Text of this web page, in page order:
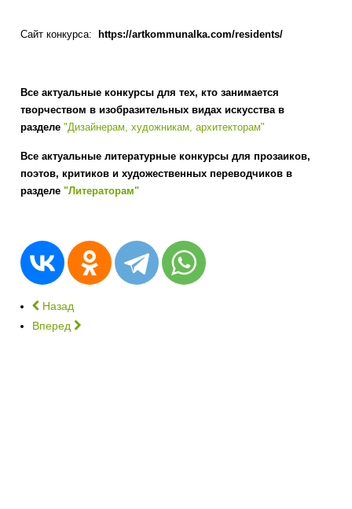
Сайт конкурса: https://artkommunalka.com/residents/
Все актуальные конкурсы для тех, кто занимается
творчеством в изобразительных видах искусства в
разделе"Дизайнерам, художникам, архитекторам"
Все актуальные литературные конкурсы для прозаиков,
поэтов, критиков и художественных переводчиков в
разделе"Литераторам"
Назад
Вперед